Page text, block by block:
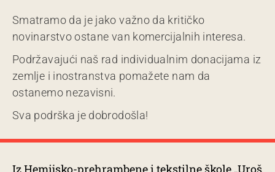
Smatramo da je jako važno da kritičko
novinarstvo ostane van komercijalnih interesa.
Podržavajući naš rad individualnim donacijama iz
zemlje i inostranstva pomažete nam da
ostanemo nezavisni.
Sva podrška je dobrodošla!
Iz Hemijsko-prehrambene i tekstilne škole „Uroš